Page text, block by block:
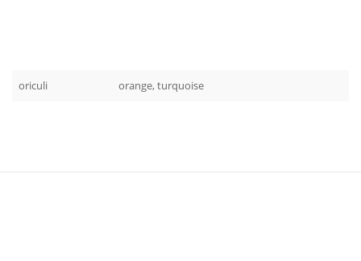
oriculi orange, turquoise